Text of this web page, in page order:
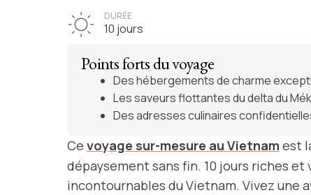
L'élégance
du
DURÉE
10 jours
Points forts du voyage
Des hébergements de charme
Les saveurs flottantes du delta du
Des adresses culinaires
Ce voyage sur-mesure au Vietnam est
dépaysement sans fin. 10 jours riches
incontournables du Vietnam. Vivez une